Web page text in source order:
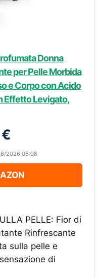
Donna
per Pelle Morbida
e Corpo con Acido
Effetto Levigato,
2026 05:08
PELLE: Fior di
Rinfrescante
sulla pelle e
di